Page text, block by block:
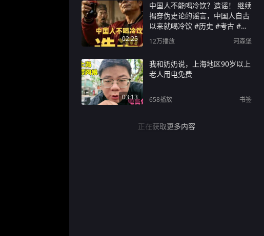
02:25
中国人不能喝冷饮？造谣！ 继续
揭穿伪史论的谣言，中国人自古
以来就喝冷饮 #历史 #考古 #博
物馆 #文脉中的中国 #科普
12万播放 河森堡
03:13
我和奶奶说，上海地区90岁以上
老人用电免费
658播放 书签
正在获取更多内容